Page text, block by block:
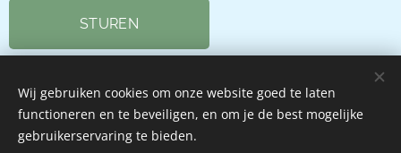
STUREN
Cookies
Wij gebruiken cookies om onze website goed te laten
functioneren en te beveiligen, en om je de best mogelijke
gebruikerservaring te bieden.